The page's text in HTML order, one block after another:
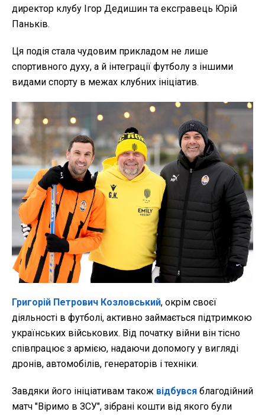
директор клубу Ігор Дедишин та ексгравець Юрій
Паньків.
Ця подія стала чудовим прикладом не лише
спортивного духу, а й інтеграції футболу з іншими
видами спорту в межах клубних ініціатив.
Григорій Петрович Козловський, окрім своєї
діяльності в футболі, активно займається підтримкою
українських військових. Від початку війни він тісно
співпрацює з армією, надаючи допомогу у вигляді
дронів, автомобілів, генераторів і техніки.
Завдяки його ініціативам також відбувся благодійний
матч "Віримо в ЗСУ", зібрані кошти від якого були